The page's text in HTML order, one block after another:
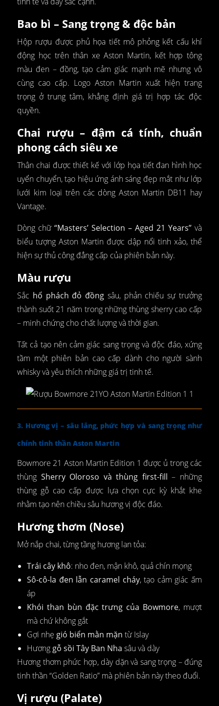
Bao bì – Sang trọng & độc bản
Hộp rượu được phủ họa tiết mô phỏng kết cấu khí
động học trên thân xe Aston Martin, kết hợp tông
màu đen – đồng, tạo cảm giác mạnh mẽ nhưng vô
cùng cao cấp. Logo Aston Martin xuất hiện trang
trọng ở trung tâm, khẳng định giá trị hợp tác độc
quyền.
Chai rượu – đậm cá tính, chuẩn
phong cách siêu xe
Thân chai được thiết kế với lớp họa tiết đan hình học
uyển chuyển, tạo hiệu ứng ánh sáng đẹp mắt như lớp
lưới kim loại trên các dòng Aston Martin DB11 hay
Vantage.
Dòng chữ “Masters’ Selection – Aged 21 Years” và
biểu tượng Aston Martin được dập nổi tinh xảo, thể
hiện sự thủ công đẳng cấp của phiên bản này.
Màu rượu
Sắc hổ phách đỏ đồng sâu, phản chiếu sự trưởng
thành suốt 21 năm trong những thùng sherry cao cấp
– minh chứng cho chất lượng và thời gian.
Tất cả tạo nên cảm giác sang trọng và độc đáo, xứng
tầm một phiên bản cao cấp dành cho người sành
whisky và yêu thích những giá trị tinh tế.
3. Hương vị – sâu lắng, phức hợp và sang trọng như
chính tinh thần Aston Martin
Bowmore 21 Aston Martin Edition 1 được ủ trong các
thùng Sherry Oloroso và thùng first-fill – những
thùng gỗ cao cấp được lựa chọn cực kỳ khắt khe
nhằm tạo nên chiều sâu hương vị độc đáo.
Hương thơm (Nose)
Mở nắp chai, từng tầng hương lan tỏa:
Trái cây khô: nho đen, mận khô, quả chín mọng
Sô-cô-la đen lẫn caramel cháy, tạo cảm giác ấm
áp
Khói than bùn đặc trưng của Bowmore, mượt
mà chứ không gắt
Gợi nhẹ gió biển mằn mặn từ Islay
Hươnggỗ sồi Tây Ban Nha sâu và dày
Hương thơm phức hợp, dày dặn và sang trọng – đúng
tinh thần “Golden Ratio” mà phiên bản này theo đuổi.
Vị rượu (Palate)